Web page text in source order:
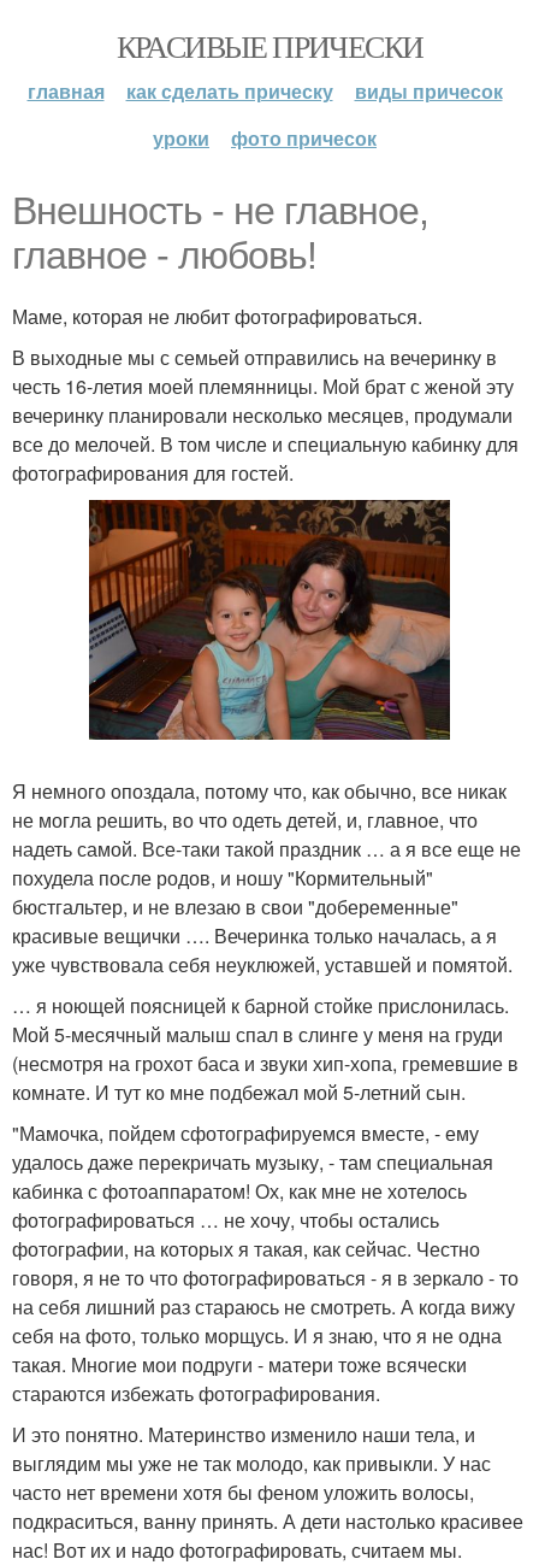
КРАСИВЫЕ ПРИЧЕСКИ
главная как сделать прическу
виды причесок
уроки
фото причесок
Внешность - не главное,
главное - любовь!
Маме, которая не любит фотографироваться.
В выходные мы с семьей отправились на вечеринку в
честь 16-летия моей племянницы. Мой брат с женой эту
вечеринку планировали несколько месяцев, продумали
все до мелочей. В том числе и специальную кабинку для
фотографирования для гостей.
Я немного опоздала, потому что, как обычно, все никак
не могла решить, во что одеть детей, и, главное, что
надеть самой. Все-таки такой праздник … а я все еще не
похудела после родов, и ношу "Кормительный"
бюстгальтер, и не влезаю в свои "добеременные"
красивые вещички …. Вечеринка только началась, а я
уже чувствовала себя неуклюжей, уставшей и помятой.
… я ноющей поясницей к барной стойке прислонилась.
Мой 5-месячный малыш спал в слинге у меня на груди
(несмотря на грохот баса и звуки хип-хопа, гремевшие в
комнате. И тут ко мне подбежал мой 5-летний сын.
"Мамочка, пойдем сфотографируемся вместе, - ему
удалось даже перекричать музыку, - там специальная
кабинка с фотоаппаратом! Ох, как мне не хотелось
фотографироваться … не хочу, чтобы остались
фотографии, на которых я такая, как сейчас. Честно
говоря, я не то что фотографироваться - я в зеркало - то
на себя лишний раз стараюсь не смотреть. А когда вижу
себя на фото, только морщусь. И я знаю, что я не одна
такая. Многие мои подруги - матери тоже всячески
стараются избежать фотографирования.
И это понятно. Материнство изменило наши тела, и
выглядим мы уже не так молодо, как привыкли. У нас
часто нет времени хотя бы феном уложить волосы,
подкраситься, ванну принять. А дети настолько красивее
нас! Вот их и надо фотографировать, считаем мы.